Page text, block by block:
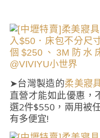
➤台灣製造的柔美寢
直營才能如此優惠，
選2件$550，兩用被
有多便宜!